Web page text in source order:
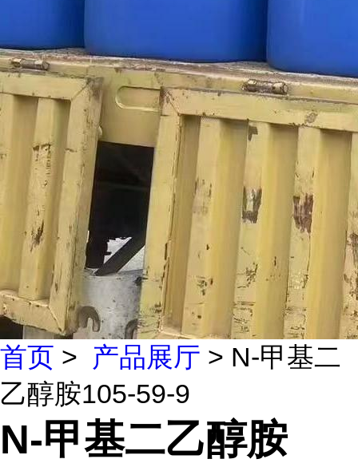
首页 > 产品展厅 > N-甲基二
乙醇胺105-59-9
N-甲基二乙醇胺